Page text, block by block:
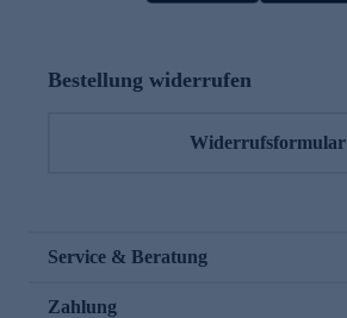
Bestellung widerrufen
Widerrufsformular
Service & Beratung
Zahlung